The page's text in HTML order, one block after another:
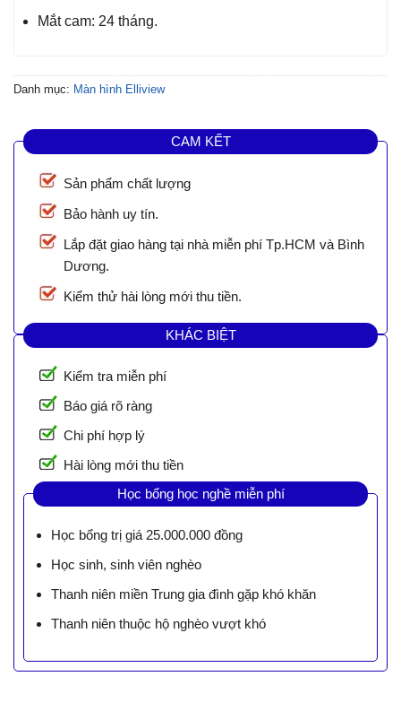
Mắt cam: 24 tháng.
Danh mục: Màn hình Elliview
CAM KẾT
Sản phẩm chất lượng
Bảo hành uy tín.
Lắp đặt giao hàng tại nhà miễn phí Tp.HCM và Bình
Dương.
Kiểm thử hài lòng mới thu tiền.
KHÁC BIỆT
Kiểm tra miễn phí
Báo giá rõ ràng
Chi phí hợp lý
Hài lòng mới thu tiền
Học bổng học nghề miễn phí
Học bổng trị giá 25.000.000 đồng
Học sinh, sinh viên nghèo
Thanh niên miền Trung gia đình gặp khó khăn
Thanh niên thuộc hộ nghèo vượt khó